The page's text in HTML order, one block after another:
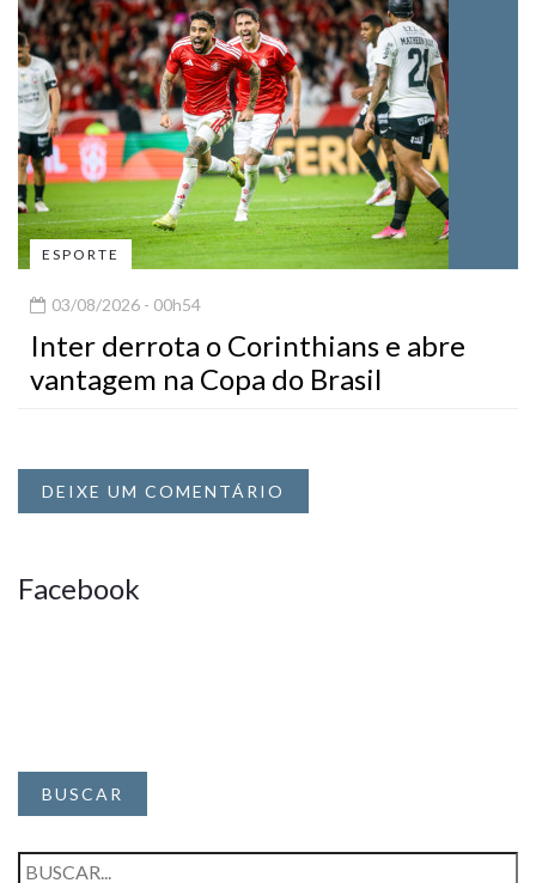
ESPORTE
03/08/2026 - 00h54
Inter derrota o Corinthians e abre
vantagem na Copa do Brasil
DEIXE UM COMENTÁRIO
Facebook
BUSCAR